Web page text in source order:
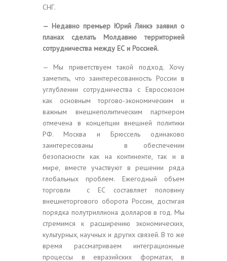
СНГ.
— Недавно премьер Юрий Лянкэ заявил о
планах сделать Молдавию территорией
сотрудничества между ЕС и Россией.
— Мы приветствуем такой подход. Хочу
заметить, что заинтересованность России в
углублении сотрудничества с Евросоюзом
как основным торгово-экономическим и
важным внешнеполитическим партнером
отмечена в концепции внешней политики
РФ. Москва и Брюссель одинаково
заинтересованы в обеспечении
безопасности как на континенте, так и в
мире, вместе участвуют в решении ряда
глобальных проблем. Ежегодный объем
торговли с ЕС составляет половину
внешнеторгового оборота России, достигая
порядка полутриллиона долларов в год. Мы
стремимся к расширению экономических,
культурных, научных и других связей. В то же
время рассматриваем интеграционные
процессы в евразийских форматах, в